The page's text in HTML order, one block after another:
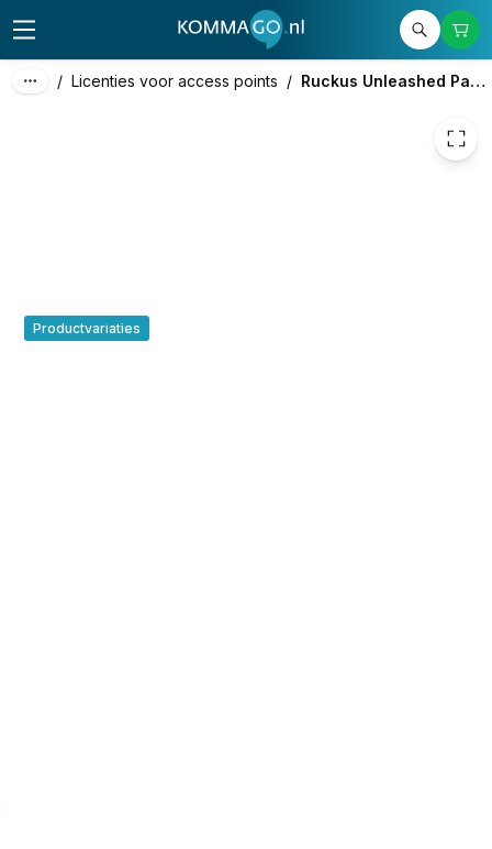
/ Licenties voor access points / Ruckus Unleashed Partner Support
Productvariaties